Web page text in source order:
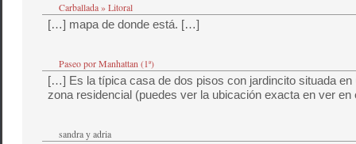
Carballada » Litoral
[…] mapa de donde está. […]
Paseo por Manhattan (1ª)
[…] Es la típica casa de dos pisos con jardincito situada en
zona residencial (puedes ver la ubicación exacta en ver
sandra y adria